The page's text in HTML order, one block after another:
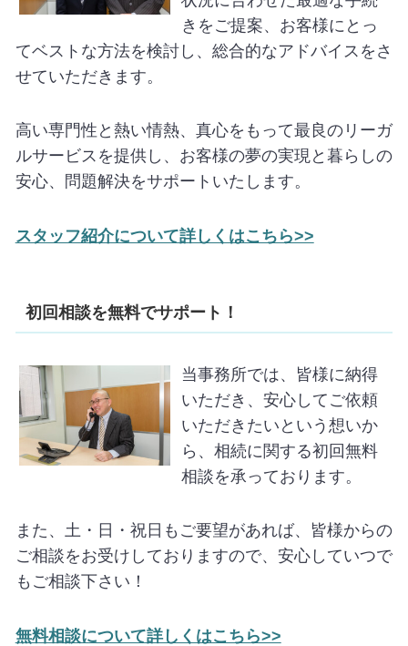
きをご提案、 お客様にとっ
てベストな方法を検討し、総合的なアドバイスをさ
せていただきます。
高い専門性と熱い情熱、真心をもって最良のリーガ
ルサービスを提供し、お客様の夢の実現と暮らしの
安心、問題解決をサポートいたします。
スタッフ紹介について詳しくはこちら>>
初回相談を無料でサポート！
当事務所では、皆様に納得
いただき、安心してご依頼
いただきたいという想いか
ら、相続に関する初回無料
相談を承っております。
また、土・日・祝日もご要望があれば、皆様からの
ご相談をお受けしておりますので、安心していつで
もご相談下さい！
無料相談について詳しくはこちら>>